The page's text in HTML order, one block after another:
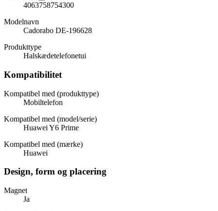
4063758754300
Modelnavn
Cadorabo DE-196628
Produkttype
Halskædetelefonetui
Kompatibilitet
Kompatibel med (produkttype)
Mobiltelefon
Kompatibel med (model/serie)
Huawei Y6 Prime
Kompatibel med (mærke)
Huawei
Design, form og placering
Magnet
Ja